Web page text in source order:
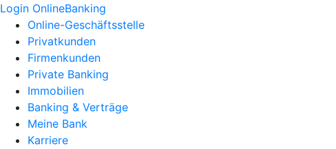
Login OnlineBanking
Online-Geschäftsstelle
Privatkunden
Firmenkunden
Private Banking
Immobilien
Banking & Verträge
Meine Bank
Karriere